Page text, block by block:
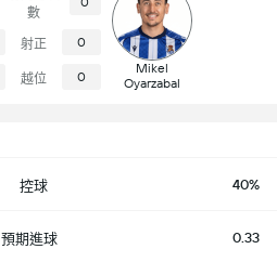
數
射正 0
越位 0
Mikel
Oyarzabal
控球 40%
預期進球 0.33